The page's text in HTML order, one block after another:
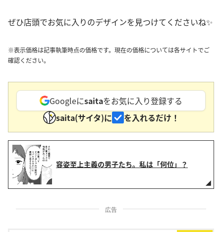
ぜひ店頭でお気に入りのデザインを見つけてくださいね✨
※表示価格は記事執筆時点の価格です。現在の価格については各サイトでご
確認ください。
Googleにsaitaをお気に入り登録する
saita(サイタ)に
を入れるだけ！
容姿至上主義の男子たち。私は「何位」？
広告